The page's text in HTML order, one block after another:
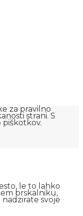
za pravilno
strani. S
le to lahko
brskalniku,
svoje